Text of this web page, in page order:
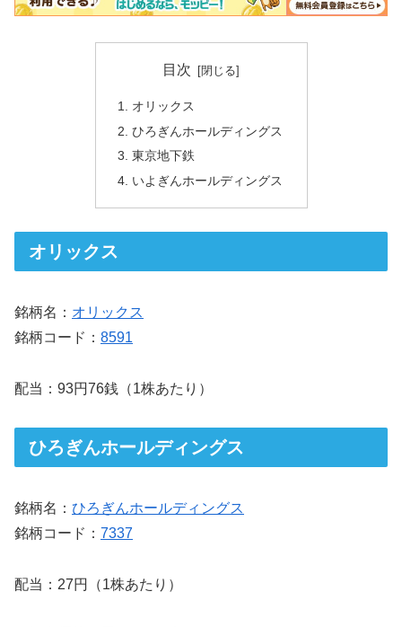
目次
オリックス
ひろぎんホールディングス
東京地下鉄
いよぎんホールディングス
オリックス
銘柄名： オリックス
銘柄コード： 8591
配当：93円76銭（1株あたり）
ひろぎんホールディングス
銘柄名： ひろぎんホールディングス
銘柄コード： 7337
配当：27円（1株あたり）